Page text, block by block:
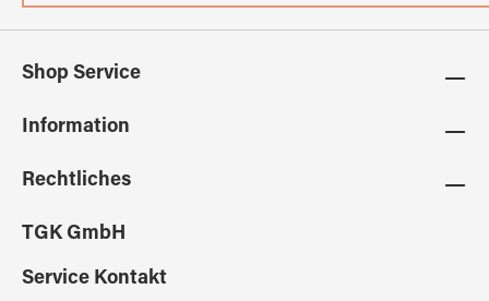
Shop Service
Information
Rechtliches
TGK GmbH
Service Kontakt